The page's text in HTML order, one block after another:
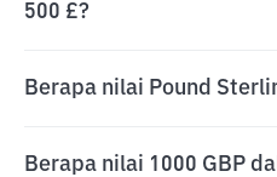
500 £?
Berapa nilai Pound
Berapa nilai 1000 GBP